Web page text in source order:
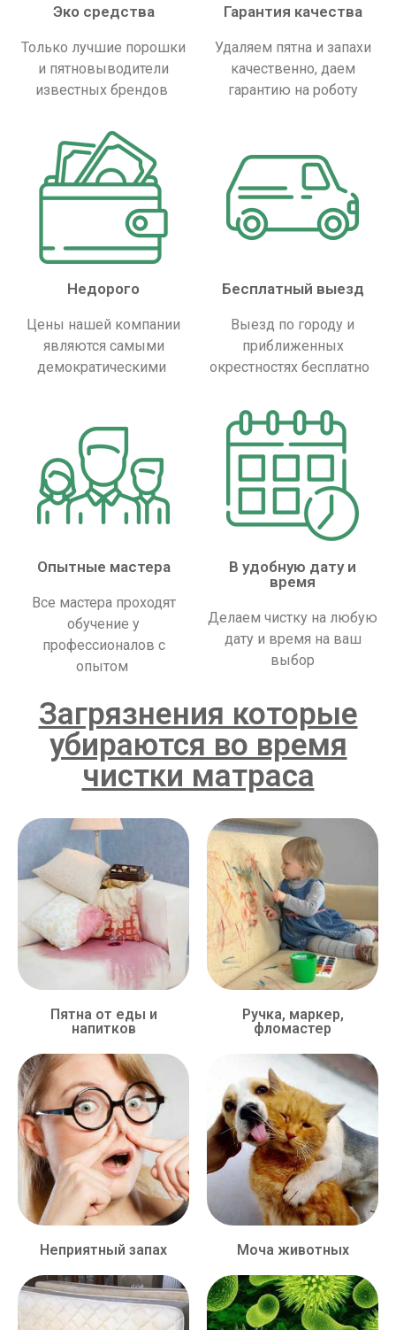
Эко средства
Только лучшие порошки
и пятновыводители
известных брендов
Гарантия качества
Удаляем пятна и запахи
качественно, даем
гарантию на роботу
Недорого
Цены нашей компании
являются самыми
демократическими
Бесплатный выезд
Выезд по городу и
приближенных
окрестностях бесплатно
Опытные мастера
Все мастера проходят
обучение у
профессионалов с
опытом
В удобную дату и
время
Делаем чистку на любую
дату и время на ваш
выбор
Загрязнения которые
убираются во время
чистки матраса
Пятна от еды и
напитков
Ручка, маркер,
фломастер
Неприятный запах Моча животных